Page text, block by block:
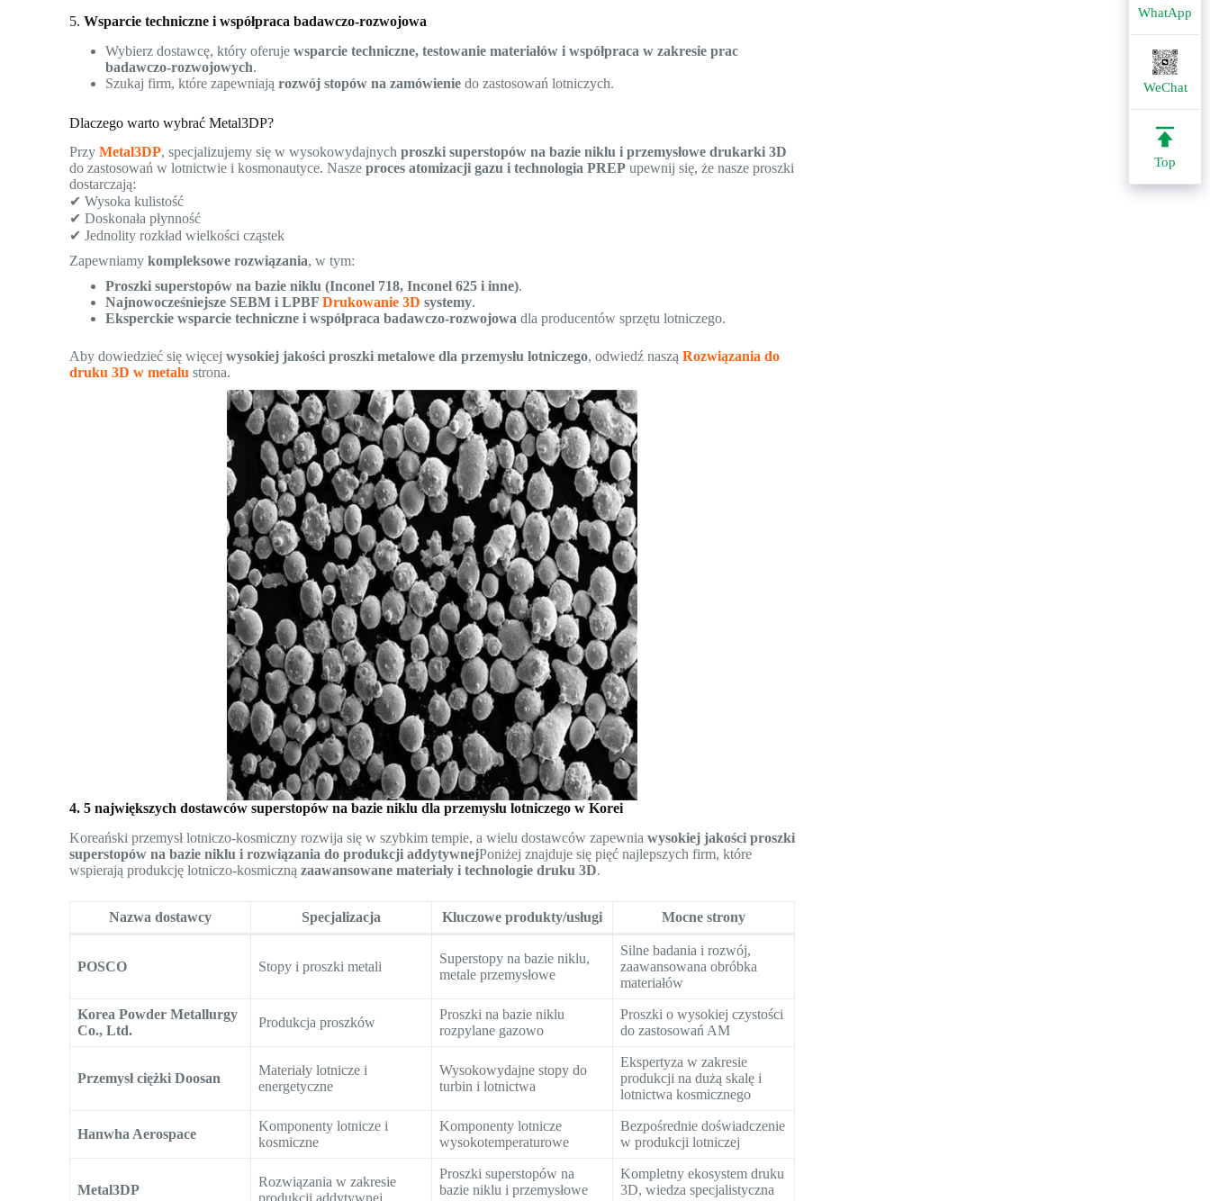
WhatApp
WeChat
Top
5.Wsparcie techniczne i współpraca badawczo-rozwojowa
Wybierz dostawcę, który oferujewsparcie techniczne, testowanie materiałów i współpraca w zakresie prac
badawczo-rozwojowych.
Szukaj firm, które zapewniająrozwój stopów na zamówienie do zastosowań lotniczych.
Dlaczego warto wybrać Metal3DP?
PrzyMetal3DP, specjalizujemy się w wysokowydajnychproszki superstopów na bazie niklu i przemysłowe drukarki 3D
do zastosowań w lotnictwie i kosmonautyce. Naszeproces atomizacji gazu i technologia PREP upewnij się, że nasze proszki
dostarczają:
✔ Wysoka kulistość
✔ Doskonała płynność
✔ Jednolity rozkład wielkości cząstek
Zapewniamykompleksowe rozwiązania, w tym:
Proszki superstopów na bazie niklu (Inconel 718, Inconel 625 i inne).
Najnowocześniejsze SEBM i LPBF Drukowanie 3Dsystemy.
Eksperckie wsparcie techniczne i współpraca badawczo-rozwojowa dla producentów sprzętu lotniczego.
Aby dowiedzieć się więcejwysokiej jakości proszki metalowe dla przemysłu lotniczego, odwiedź nasząRozwiązania do
druku 3D w metalu strona.
4. 5 największych dostawców superstopów na bazie niklu dla przemysłu lotniczego w Korei
Koreański przemysł lotniczo-kosmiczny rozwija się w szybkim tempie, a wielu dostawców zapewniawysokiej jakości proszki
superstopów na bazie niklu i rozwiązania do produkcji addytywnejPoniżej znajduje się pięć najlepszych firm, które
wspierają produkcję lotniczo-kosmicznązaawansowane materiały i technologie druku 3D.
Nazwa dostawcy Specjalizacja Kluczowe produkty/usługi Mocne strony
POSCO Stopy i proszki metali
Superstopy na bazie niklu,
metale przemysłowe
Silne badania i rozwój,
zaawansowana obróbka
materiałów
Korea Powder Metallurgy
Co., Ltd.
Produkcja proszków
Proszki na bazie niklu
rozpylane gazowo
Proszki o wysokiej czystości
do zastosowań AM
Przemysł ciężki Doosan
Materiały lotnicze i
energetyczne
Wysokowydajne stopy do
turbin i lotnictwa
Ekspertyza w zakresie
produkcji na dużą skalę i
lotnictwa kosmicznego
Hanwha Aerospace
Komponenty lotnicze i
kosmiczne
Komponenty lotnicze
wysokotemperaturowe
Bezpośrednie doświadczenie
w produkcji lotniczej
Metal3DP
Rozwiązania w zakresie
Proszki superstopów na
bazie niklu i przemysłowe
Kompletny ekosystem druku
3D, wiedza specjalistyczna